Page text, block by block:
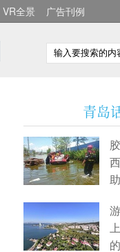
VR全景 广告刊例
青岛